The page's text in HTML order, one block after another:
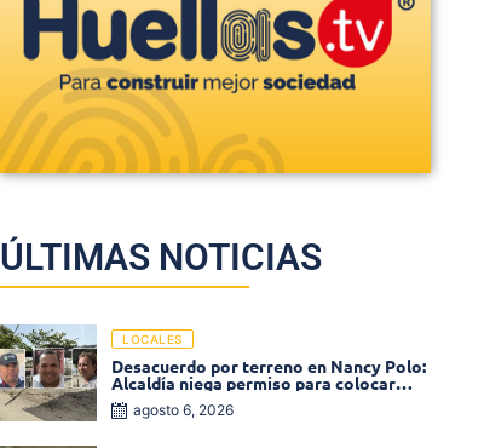
ÚLTIMAS NOTICIAS
LOCALES
Desacuerdo por terreno en Nancy Polo:
Alcaldía niega permiso para colocar
venta de comidas
agosto 6, 2026